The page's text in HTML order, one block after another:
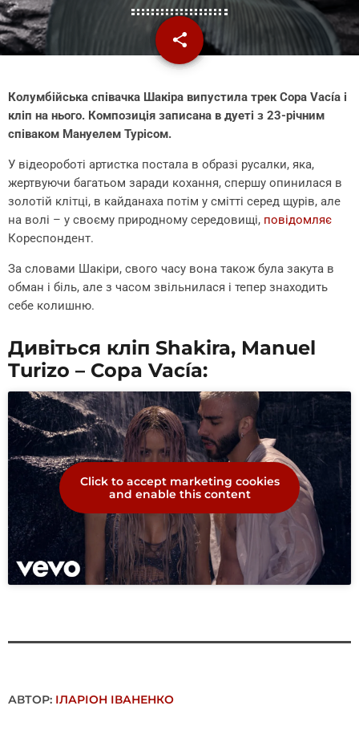
share
email
Колумбійська співачка Шакіра випустила трек Copa Vacía і
кліп на нього. Композиція записана в дуеті з 23-річним
співаком Мануелем Турісом.
У відеороботі артистка постала в образі русалки, яка,
жертвуючи багатьом заради кохання, спершу опинилася в
золотій клітці, в кайданаха потім у смітті серед щурів, але
на волі – у своєму природному середовищі, повідомляє
Кореспондент.
За словами Шакіри, свого часу вона також була закута в
обман і біль, але з часом звільнилася і тепер знаходить
себе колишню.
Дивіться кліп Shakira, Manuel
Turizo – Copa Vacía:
Click to accept marketing cookies
and enable this content
АВТОР: ІЛАРІОН ІВАНЕНКО